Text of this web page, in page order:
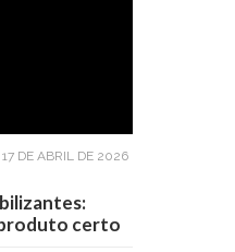
17 DE ABRIL DE 2026
certo